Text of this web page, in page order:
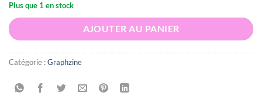
Plus que 1 en stock
AJOUTER AU PANIER
Catégorie :Graphzine